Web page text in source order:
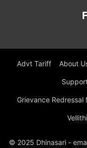
Advt Tariff About
Grievance Redressal
© 2025 Dhinasari -